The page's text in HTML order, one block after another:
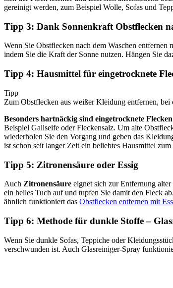
gereinigt werden, zum Beispiel Wolle, Sofas und
Tipp 3: Dank Sonnenkraft Obstflecken
Wenn Sie Obstflecken nach dem Waschen
indem Sie die Kraft der Sonne nutzen. Hängen Sie
Tipp 4: Hausmittel für eingetrocknete
Tipp
Zum Obstflecken aus weißer Kleidung entfernen,
Besonders hartnäckig sind eingetrocknete
Beispiel Gallseife oder Fleckensalz. Um alte
wiederholen Sie den Vorgang und geben das
ist schon seit langer Zeit ein beliebtes Hausmittel
Tipp 5: Zitronensäure oder Essig
Auch Zitronensäure eignet sich zur Entfernung
ein helles Tuch auf und tupfen Sie damit den Fleck ab.
ähnlich funktioniert das Obstflecken entfernen mit
Tipp 6: Methode für dunkle Stoffe –
Wenn Sie dunkle Sofas, Teppiche oder
verschwunden ist. Auch Glasreiniger-Spray